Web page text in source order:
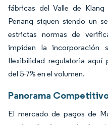
fábricas del Valle de
Penang siguen siendo un
estrictas normas de
impiden la incorporación
flexibilidad regulatoria aquí
del 5-7% en el volumen.
Panorama
El mercado de pagos de